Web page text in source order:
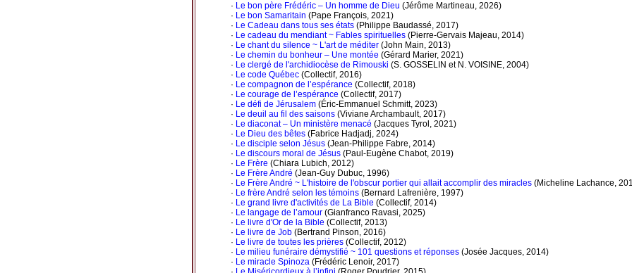
· Le bon père Frédéric – Un homme de Dieu (Jérôme Martineau, 2026)
· Le bon Samaritain (Pape François, 2021)
· Le Cadeau dans tous ses états (Philippe Baudassé, 2017)
· Le cadeau du mendiant ~ Fables spirituelles (Pierre-Gervais Majeau, 2014)
· Le chant du silence ~ L'art de méditer (John Main, 2013)
· Le chemin du bonheur – Une montée (Gérard Marier, 2021)
· Le clergé de l'archidiocèse de Rimouski (S. GOSSELIN et N. VOISINE, 2004)
· Le code Québec (Collectif, 2016)
· Le compagnon de l’espérance (Collectif, 2018)
· Le courage de l’espérance (Collectif, 2017)
· Le défi de Jérusalem (Éric-Emmanuel Schmitt, 2023)
· Le deuil au fil des saisons (Viviane Archambault, 2017)
· Le diaconat – Un ministère menacé (Jacques Tyrol, 2021)
· Le Dieu des bêtes (Fabrice Hadjadj, 2024)
· Le disciple selon Jésus (Jean-Philippe Fabre, 2014)
· Le discours moral de Jésus (Paul-Eugène Chabot, 2019)
· Le Frère (Chiara Lubich, 2012)
· Le Frère André (Jean-Guy Dubuc, 1996)
· Le Frère André ~ L'histoire de l'obscur portier qui allait accomplir des miracles (Micheline Lachance,
· Le frère André selon les témoins (Bernard Lafrenière, 1997)
· Le grand livre d'activités de La Bible (Collectif, 2014)
· Le langage de l’amour (Gianfranco Ravasi, 2025)
· Le livre d'Or de la Bible (Collectif, 2013)
· Le livre de Job (Bertrand Pinson, 2016)
· Le livre de toutes les prières (Collectif, 2012)
· Le milieu funéraire démystifié ~ 101 questions et réponses (Josée Jacques, 2014)
· Le miracle Spinoza (Frédéric Lenoir, 2017)